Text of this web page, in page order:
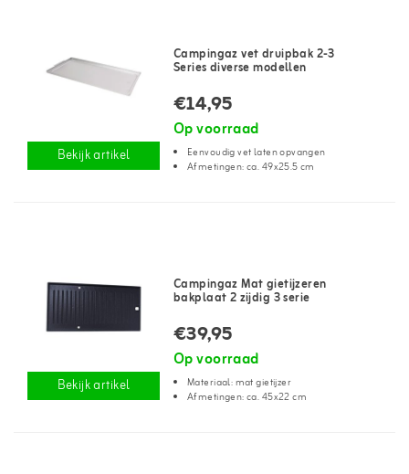
Bekijk artikel
Campingaz vet druipbak 2-3
Series diverse modellen
€14,95
Op voorraad
Eenvoudig vet laten opvangen
Afmetingen: ca. 49x25.5 cm
Bekijk artikel
Campingaz Mat gietijzeren
bakplaat 2 zijdig 3 serie
€39,95
Op voorraad
Materiaal: mat gietijzer
Afmetingen: ca. 45x22 cm